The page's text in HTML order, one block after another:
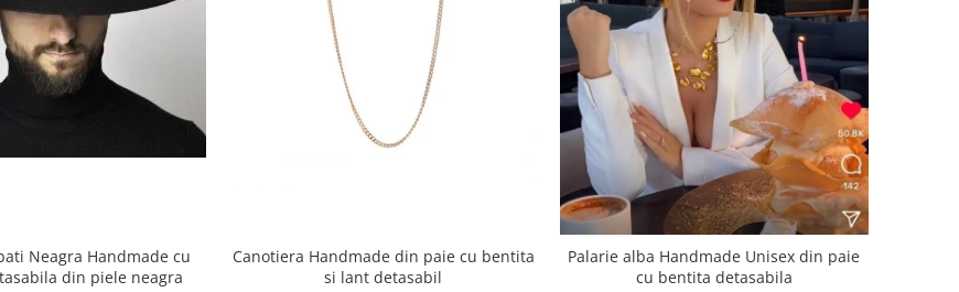
Neagra Handmade cu
din piele neagra
Canotiera Handmade din paie cu bentita
si lant detasabil
Palarie alba Handmade Unisex din paie
cu bentita detasabila